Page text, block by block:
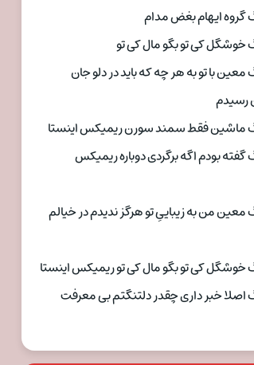
گروه ایهام بغض مدام
خوشگل کی تو بگو مال کی تو
معین با تو به هر چه که باید در دلو جان
رسیدم
ماشین فقط سمند سورن ریمیکس اینستا
گفته بودم اگه برگردی دوباره ریمیکس
معین من به زیباییِ تو هرگز ندیدم در خیالم
خوشگل کی تو بگو مال کی تو ریمیکس اینستا
اصلا خبر داری چقدر دلتنگتم بی معرفت